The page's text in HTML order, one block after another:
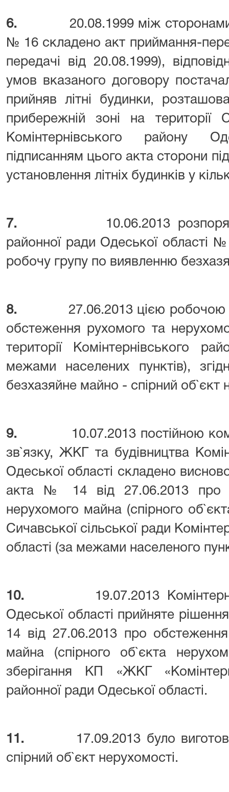
6. 20.08.1999 між
№ 16 складено акт приймання-
передачі від 20.08.1999),
умов вказаного договору
прийняв літні будинки,
прибережній зоні на території
Комінтернівського району
підписанням цього акта сторони
установлення літніх будинків у
7. 10.06.2013
районної ради Одеської області
робочу групу по виявленню
8. 27.06.2013 цією
обстеження рухомого та
території Комінтернівського
межами населених пунктів),
безхазяйне майно - спірний об`єкт
9. 10.07.2013 постійною
зв`язку, ЖКГ та будівництва
Одеської області складено
акта № 14 від 27.06.2013 про
нерухомого майна (спірного
Сичавської сільської ради
області (за межами населеного
10. 19.07.2013
Одеської області прийняте
14 від 27.06.2013 про
майна (спірного об`єкта
зберігання КП «ЖКГ
районної ради Одеської області.
11. 17.09.2013 було
спірний об`єкт нерухомості.